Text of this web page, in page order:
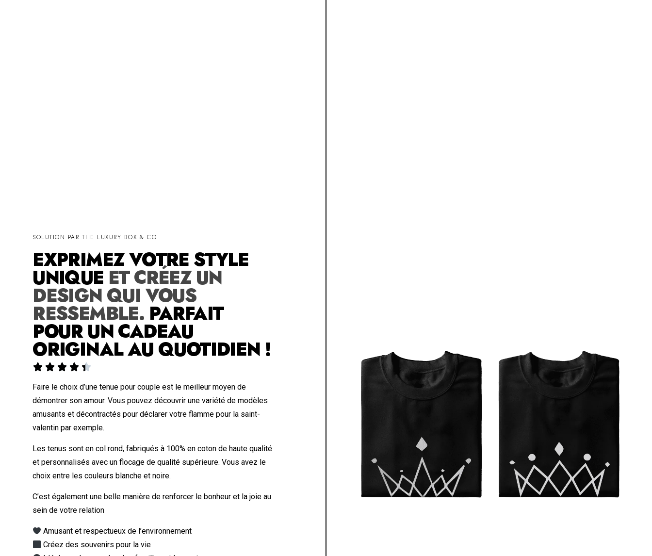
SOLUTION PAR THE LUXURY BOX & CO
EXPRIMEZ VOTRE STYLE
UNIQUE ET CRÉEZ UN
DESIGN QUI VOUS
RESSEMBLE. PARFAIT
POUR UN CADEAU
ORIGINAL AU QUOTIDIEN !
    
Faire le choix d’une tenue pour couple est le meilleur moyen de
démontrer son amour. Vous pouvez découvrir une variété de modèles
amusants et décontractés pour déclarer votre flamme pour la saint-
valentin par exemple.
Les tenus sont en col rond, fabriqués à 100% en coton de haute qualité
et personnalisés avec un flocage de qualité supérieure. Vous avez le
choix entre les couleurs blanche et noire.
C’est également une belle manière de renforcer le bonheur et la joie au
sein de votre relation
Amusant et respectueux de l’environnement
Créez des souvenirs pour la vie